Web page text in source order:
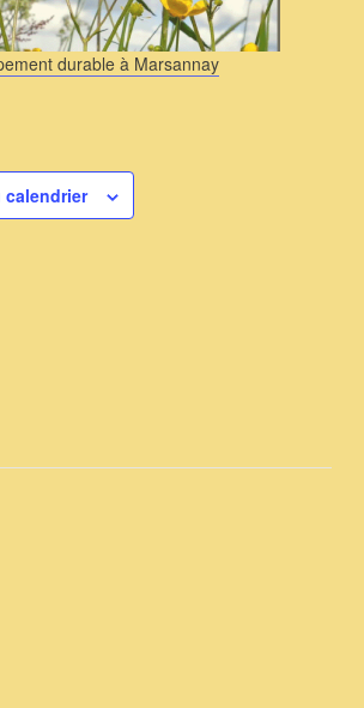
durable à Marsannay